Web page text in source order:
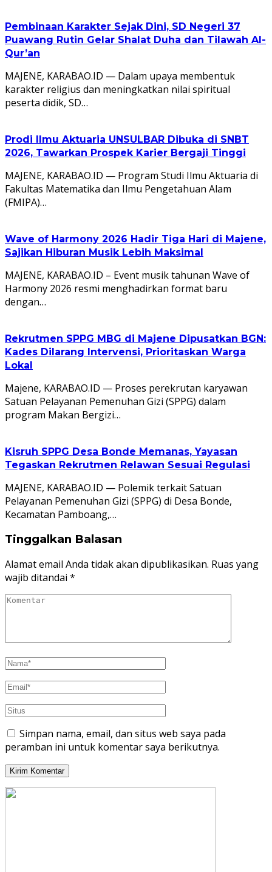
Pembinaan Karakter Sejak Dini, SD Negeri 37
Puawang Rutin Gelar Shalat Duha dan Tilawah Al-
Qur’an
MAJENE, KARABAO.ID — Dalam upaya membentuk
karakter religius dan meningkatkan nilai spiritual
peserta didik, SD…
Prodi Ilmu Aktuaria UNSULBAR Dibuka di SNBT
2026, Tawarkan Prospek Karier Bergaji Tinggi
MAJENE, KARABAO.ID — Program Studi Ilmu Aktuaria di
Fakultas Matematika dan Ilmu Pengetahuan Alam
(FMIPA)…
Wave of Harmony 2026 Hadir Tiga Hari di Majene,
Sajikan Hiburan Musik Lebih Maksimal
MAJENE, KARABAO.ID – Event musik tahunan Wave of
Harmony 2026 resmi menghadirkan format baru
dengan…
Rekrutmen SPPG MBG di Majene Dipusatkan BGN:
Kades Dilarang Intervensi, Prioritaskan Warga
Lokal
Majene, KARABAO.ID — Proses perekrutan karyawan
Satuan Pelayanan Pemenuhan Gizi (SPPG) dalam
program Makan Bergizi…
Kisruh SPPG Desa Bonde Memanas, Yayasan
Tegaskan Rekrutmen Relawan Sesuai Regulasi
MAJENE, KARABAO.ID — Polemik terkait Satuan
Pelayanan Pemenuhan Gizi (SPPG) di Desa Bonde,
Kecamatan Pamboang,…
Tinggalkan Balasan
Alamat email Anda tidak akan dipublikasikan. Ruas yang
wajib ditandai *
Simpan nama, email, dan situs web saya pada
peramban ini untuk komentar saya berikutnya.